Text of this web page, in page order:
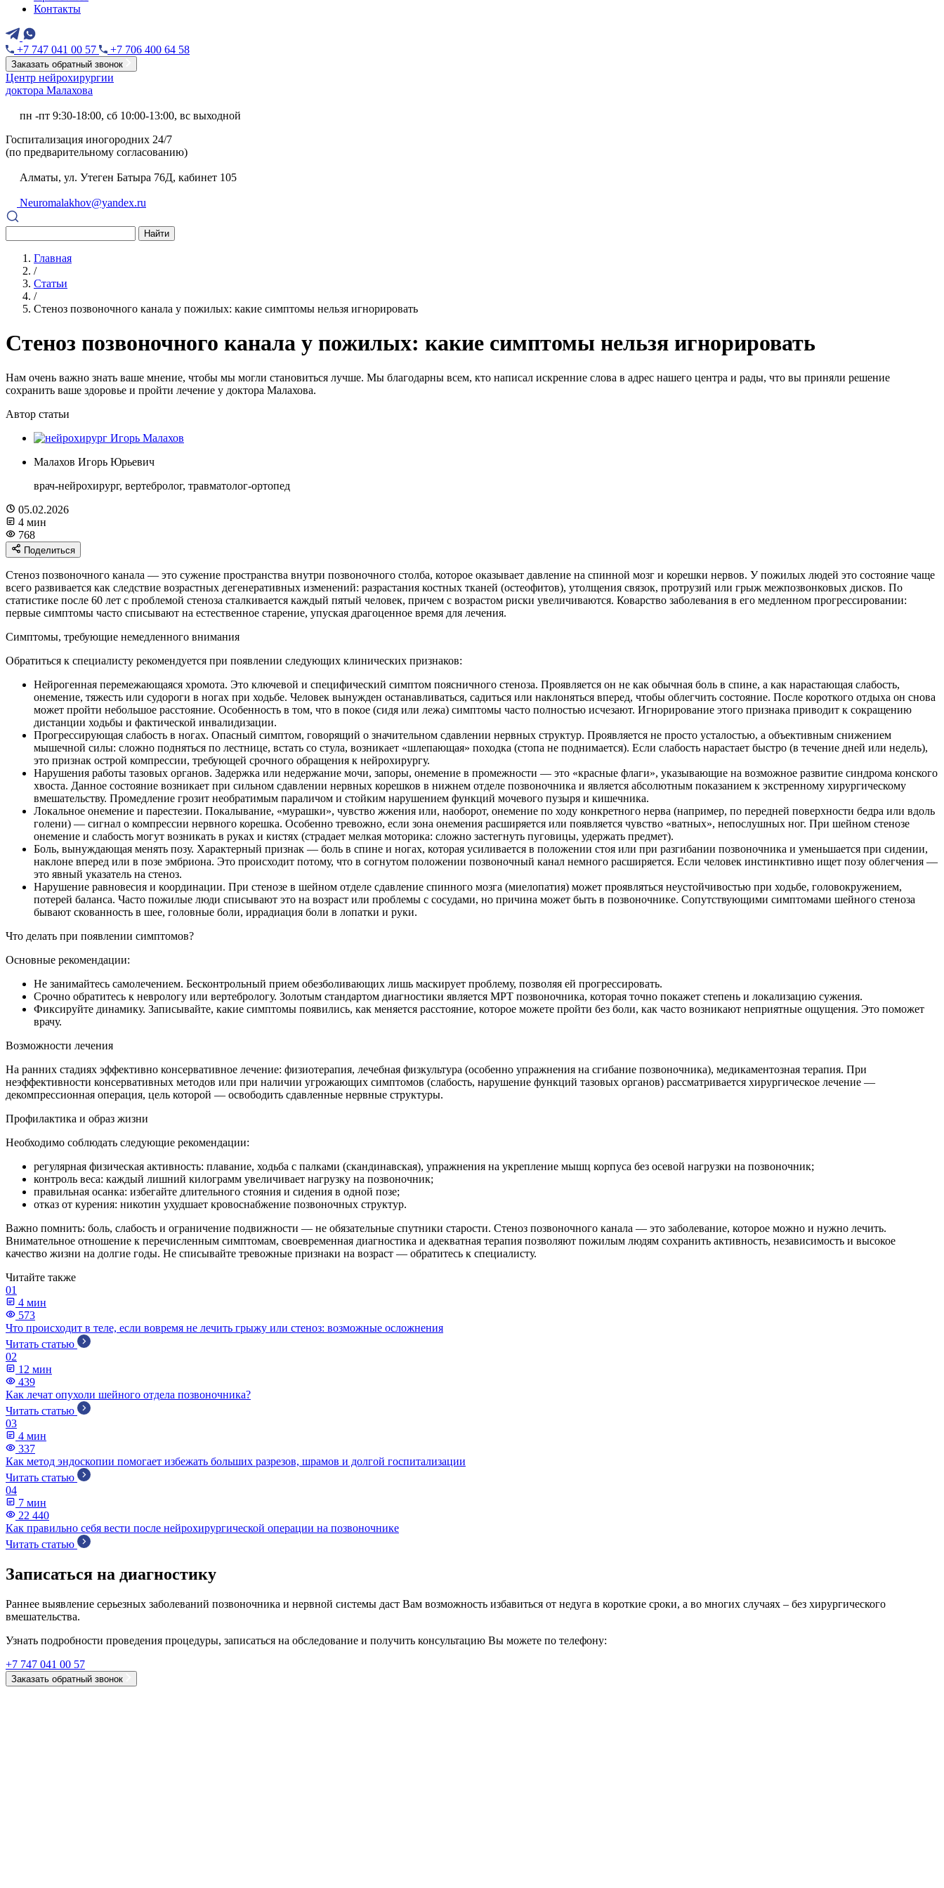
Контакты
+7 747 041 00 57 +7 706 400 64 58
Заказать обратный звонок
Центр нейрохирургии
доктора Малахова
пн -пт 9:30-18:00, сб 10:00-13:00, вс выходной
Госпитализация иногородних 24/7
(по предварительному согласованию)
Алматы, ул. Утеген Батыра 76Д, кабинет 105
Neuromalakhov@yandex.ru
Найти
Главная
/
Статьи
/
Стеноз позвоночного канала у пожилых: какие симптомы нельзя игнорировать
Стеноз позвоночного канала у пожилых: какие симптомы нельзя игнорировать
Нам очень важно знать ваше мнение, чтобы мы могли становиться лучше. Мы благодарны всем, кто написал искренние слова в адрес нашего центра и рады, что вы приняли решение
сохранить ваше здоровье и пройти лечение у доктора Малахова.
Автор статьи
Малахов Игорь Юрьевич
врач-нейрохирург, вертебролог, травматолог-ортопед
05.02.2026
4 мин
768
Поделиться
Стеноз позвоночного канала — это сужение пространства внутри позвоночного столба, которое оказывает давление на спинной мозг и корешки нервов. У пожилых людей это состояние чаще
всего развивается как следствие возрастных дегенеративных изменений: разрастания костных тканей (остеофитов), утолщения связок, протрузий или грыж межпозвонковых дисков. По
статистике после 60 лет с проблемой стеноза сталкивается каждый пятый человек, причем с возрастом риски увеличиваются. Коварство заболевания в его медленном прогрессировании:
первые симптомы часто списывают на естественное старение, упуская драгоценное время для лечения.
Симптомы, требующие немедленного внимания
Обратиться к специалисту рекомендуется при появлении следующих клинических признаков:
Нейрогенная перемежающаяся хромота. Это ключевой и специфический симптом поясничного стеноза. Проявляется он не как обычная боль в спине, а как нарастающая слабость,
онемение, тяжесть или судороги в ногах при ходьбе. Человек вынужден останавливаться, садиться или наклоняться вперед, чтобы облегчить состояние. После короткого отдыха он снова
может пройти небольшое расстояние. Особенность в том, что в покое (сидя или лежа) симптомы часто полностью исчезают. Игнорирование этого признака приводит к сокращению
дистанции ходьбы и фактической инвалидизации.
Прогрессирующая слабость в ногах. Опасный симптом, говорящий о значительном сдавлении нервных структур. Проявляется не просто усталостью, а объективным снижением
мышечной силы: сложно подняться по лестнице, встать со стула, возникает «шлепающая» походка (стопа не поднимается). Если слабость нарастает быстро (в течение дней или недель),
это признак острой компрессии, требующей срочного обращения к нейрохирургу.
Нарушения работы тазовых органов. Задержка или недержание мочи, запоры, онемение в промежности — это «красные флаги», указывающие на возможное развитие синдрома конского
хвоста. Данное состояние возникает при сильном сдавлении нервных корешков в нижнем отделе позвоночника и является абсолютным показанием к экстренному хирургическому
вмешательству. Промедление грозит необратимым параличом и стойким нарушением функций мочевого пузыря и кишечника.
Локальное онемение и парестезии. Покалывание, «мурашки», чувство жжения или, наоборот, онемение по ходу конкретного нерва (например, по передней поверхности бедра или вдоль
голени) — сигнал о компрессии нервного корешка. Особенно тревожно, если зона онемения расширяется или появляется чувство «ватных», непослушных ног. При шейном стенозе
онемение и слабость могут возникать в руках и кистях (страдает мелкая моторика: сложно застегнуть пуговицы, удержать предмет).
Боль, вынуждающая менять позу. Характерный признак — боль в спине и ногах, которая усиливается в положении стоя или при разгибании позвоночника и уменьшается при сидении,
наклоне вперед или в позе эмбриона. Это происходит потому, что в согнутом положении позвоночный канал немного расширяется. Если человек инстинктивно ищет позу облегчения —
это явный указатель на стеноз.
Нарушение равновесия и координации. При стенозе в шейном отделе сдавление спинного мозга (миелопатия) может проявляться неустойчивостью при ходьбе, головокружением,
потерей баланса. Часто пожилые люди списывают это на возраст или проблемы с сосудами, но причина может быть в позвоночнике. Сопутствующими симптомами шейного стеноза
бывают скованность в шее, головные боли, иррадиация боли в лопатки и руки.
Что делать при появлении симптомов?
Основные рекомендации:
Не занимайтесь самолечением. Бесконтрольный прием обезболивающих лишь маскирует проблему, позволяя ей прогрессировать.
Срочно обратитесь к неврологу или вертебрологу. Золотым стандартом диагностики является МРТ позвоночника, которая точно покажет степень и локализацию сужения.
Фиксируйте динамику. Записывайте, какие симптомы появились, как меняется расстояние, которое можете пройти без боли, как часто возникают неприятные ощущения. Это поможет
врачу.
Возможности лечения
На ранних стадиях эффективно консервативное лечение: физиотерапия, лечебная физкультура (особенно упражнения на сгибание позвоночника), медикаментозная терапия. При
неэффективности консервативных методов или при наличии угрожающих симптомов (слабость, нарушение функций тазовых органов) рассматривается хирургическое лечение —
декомпрессионная операция, цель которой — освободить сдавленные нервные структуры.
Профилактика и образ жизни
Необходимо соблюдать следующие рекомендации:
регулярная физическая активность: плавание, ходьба с палками (скандинавская), упражнения на укрепление мышц корпуса без осевой нагрузки на позвоночник;
контроль веса: каждый лишний килограмм увеличивает нагрузку на позвоночник;
правильная осанка: избегайте длительного стояния и сидения в одной позе;
отказ от курения: никотин ухудшает кровоснабжение позвоночных структур.
Важно помнить: боль, слабость и ограничение подвижности — не обязательные спутники старости. Стеноз позвоночного канала — это заболевание, которое можно и нужно лечить.
Внимательное отношение к перечисленным симптомам, своевременная диагностика и адекватная терапия позволяют пожилым людям сохранить активность, независимость и высокое
качество жизни на долгие годы. Не списывайте тревожные признаки на возраст — обратитесь к специалисту.
Читайте также
01
4 мин
573
Что происходит в теле, если вовремя не лечить грыжу или стеноз: возможные осложнения
Читать статью
02
12 мин
439
Как лечат опухоли шейного отдела позвоночника?
Читать статью
03
4 мин
337
Как метод эндоскопии помогает избежать больших разрезов, шрамов и долгой госпитализации
Читать статью
04
7 мин
22 440
Как правильно себя вести после нейрохирургической операции на позвоночнике
Читать статью
Записаться на диагностику
Раннее выявление серьезных заболеваний позвоночника и нервной системы даст Вам возможность избавиться от недуга в короткие сроки, а во многих случаях – без хирургического
вмешательства.
Узнать подробности проведения процедуры, записаться на обследование и получить консультацию Вы можете по телефону:
+7 747 041 00 57
Заказать обратный звонок